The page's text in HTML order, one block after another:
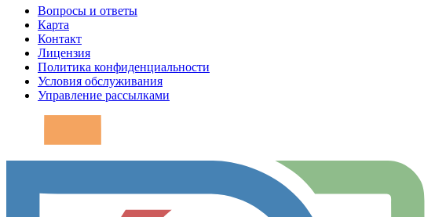
Вопросы и ответы
Карта
Контакт
Лицензия
Политика конфиденциальности
Условия обслуживания
Управление рассылками